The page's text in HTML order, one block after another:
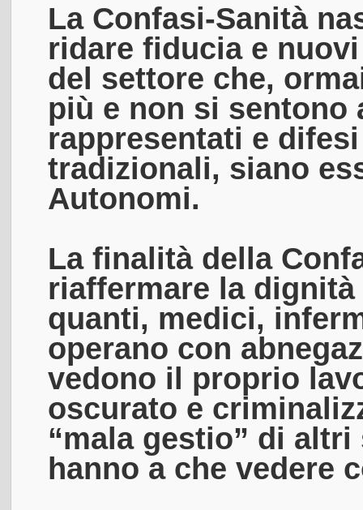
La Confasi-Sanità
ridare fiducia e
del settore che,
più e non si sentono
rappresentati e
tradizionali, siano
Autonomi.
La finalità della
riaffermare la
quanti, medici,
operano con
vedono il proprio
oscurato e
“mala gestio” di
hanno a che vedere